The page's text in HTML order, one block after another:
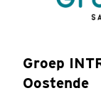
Groep
Oostende